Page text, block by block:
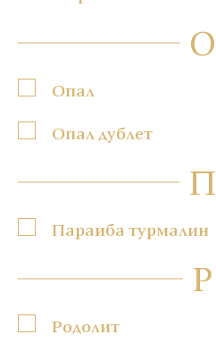
О
Опал
Опал дублет
П
Параиба турмалин
Р
Родолит